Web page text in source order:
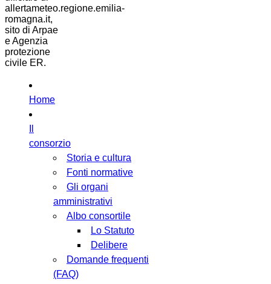
allertameteo.regione.emilia-
romagna.it,
sito di Arpae
e Agenzia
protezione
civile ER.
Home
consorzio
Storia e cultura
Fonti normative
Gli organi
amministrativi
Albo consortile
Lo Statuto
Delibere
Domande frequenti
(FAQ)